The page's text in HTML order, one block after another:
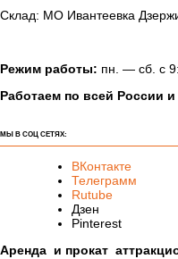
Склад: МО Ивантеевка
Режим работы: пн. — сб. с
Работаем по всей России
МЫ В СОЦ СЕТЯХ:
ВКонтакте
Телеграмм
Rutube
Дзен
Pinterest
Аренда и прокат